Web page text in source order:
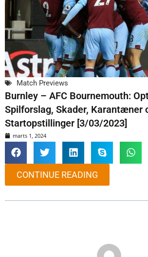
Match Previews
Burnley – AFC Bournemouth:
Spilforslag, Skader, Karantæner
Startopstillinger [3/03/2023]
marts 1, 2024
CONTINUE READING